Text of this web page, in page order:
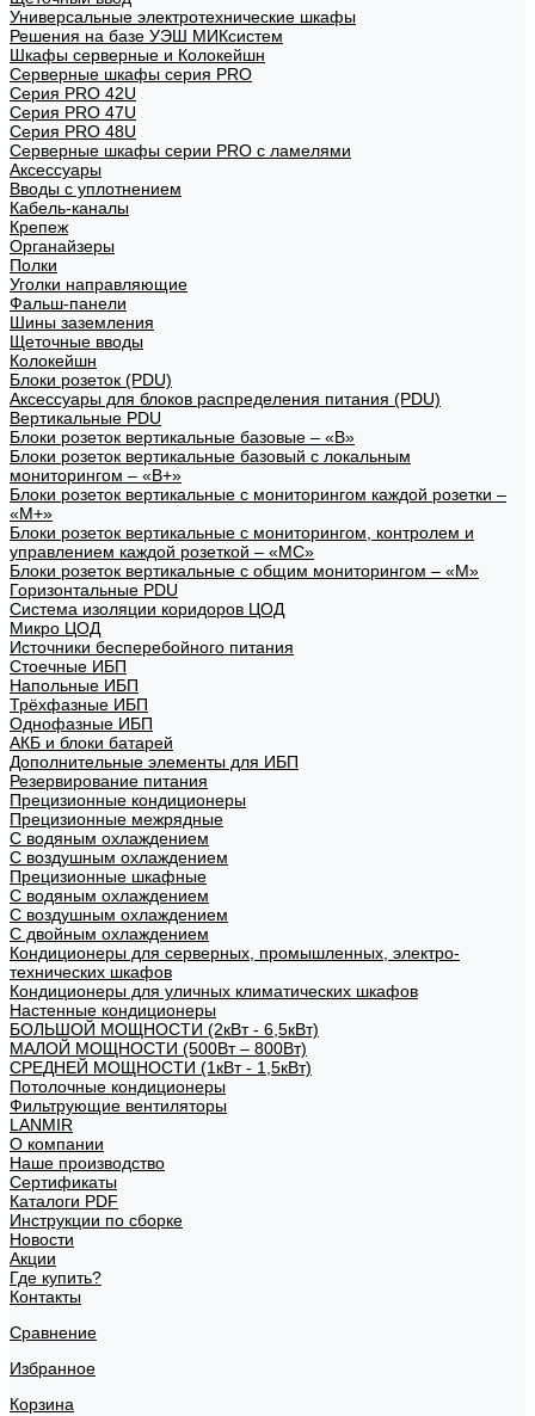
Универсальные электротехнические шкафы
Решения на базе УЭШ МИКсистем
Шкафы серверные и Колокейшн
Серверные шкафы серия PRO
Серия PRO 42U
Серия PRO 47U
Серия PRO 48U
Серверные шкафы серии PRO с ламелями
Аксессуары
Вводы с уплотнением
Кабель-каналы
Крепеж
Органайзеры
Полки
Уголки направляющие
Фальш-панели
Шины заземления
Щеточные вводы
Колокейшн
Блоки розеток (PDU)
Аксессуары для блоков распределения питания (PDU)
Вертикальные PDU
Блоки розеток вертикальные базовые – «В»
Блоки розеток вертикальные базовый с локальным
мониторингом – «В+»
Блоки розеток вертикальные с мониторингом каждой розетки –
«М+»
Блоки розеток вертикальные с мониторингом, контролем и
управлением каждой розеткой – «МС»
Блоки розеток вертикальные с общим мониторингом – «М»
Горизонтальные PDU
Система изоляции коридоров ЦОД
Микро ЦОД
Источники бесперебойного питания
Стоечные ИБП
Напольные ИБП
Трёхфазные ИБП
Однофазные ИБП
АКБ и блоки батарей
Дополнительные элементы для ИБП
Резервирование питания
Прецизионные кондиционеры
Прецизионные межрядные
С водяным охлаждением
С воздушным охлаждением
Прецизионные шкафные
С водяным охлаждением
С воздушным охлаждением
С двойным охлаждением
Кондиционеры для серверных, промышленных, электро-
технических шкафов
Кондиционеры для уличных климатических шкафов
Настенные кондиционеры
БОЛЬШОЙ МОЩНОСТИ (2кВт - 6,5кВт)
МАЛОЙ МОЩНОСТИ (500Вт – 800Вт)
СРЕДНЕЙ МОЩНОСТИ (1кВт - 1,5кВт)
Потолочные кондиционеры
Фильтрующие вентиляторы
LANMIR
О компании
Наше производство
Сертификаты
Каталоги PDF
Инструкции по сборке
Новости
Акции
Где купить?
Контакты
Сравнение
Избранное
Корзина